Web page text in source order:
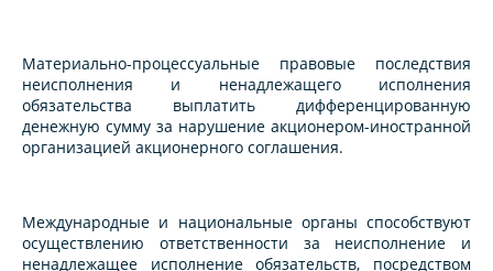
Материально-процессуальные правовые последствия
неисполнения и ненадлежащего исполнения
обязательства выплатить дифференцированную
денежную сумму за нарушение акционером-иностранной
организацией акционерного соглашения.
Международные и национальные органы способствуют
осуществлению ответственности за неисполнение и
ненадлежащее исполнение обязательств, посредством